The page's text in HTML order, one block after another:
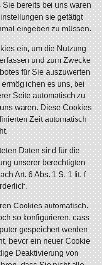
bereits bei uns waren
sie getätigt
eingeben zu müssen.
ein, um die Nutzung
und zum Zwecke
für Sie auszuwerten
es uns, bei
Seite automatisch zu
waren. Diese Cookies
Zeit automatisch
Daten sind für die
unserer berechtigten
Art. 6 Abs. 1 S. 1 lit. f
Cookies automatisch.
so konfigurieren, dass
gespeichert werden
bevor ein neuer Cookie
Deaktivierung von